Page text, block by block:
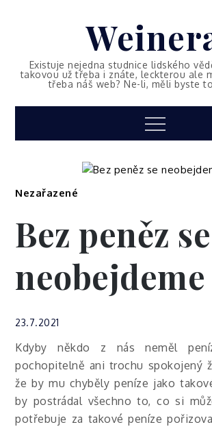
Existuje nejedna studnice lidského
takovou už třeba i znáte, leckterou ale
třeba náš web? Ne-li, měli byste
Menu
Nezařazené
Bez peněz se
neobejdeme
23.7.2021
Kdyby někdo z nás neměl
pochopitelně ani trochu spokojený
že by mu chyběly peníze jako
by postrádal všechno to, co si
potřebuje za takové peníze